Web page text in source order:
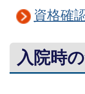
資格確
入院時